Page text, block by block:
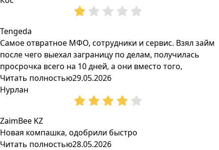
Tengeda
Самое отвратное МФО, сотрудники и сервис. Взял займ
после чего выехал заграницу по делам, получилась
просрочка всего на 10 дней, а они вместо того,
Читать полностью29.05.2026
Нурлан
ZaimBee KZ
Новая компашка, одобрили быстро
Читать полностью28.05.2026